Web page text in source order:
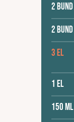
2Bund
2Bund
3EL
1 EL
150ML